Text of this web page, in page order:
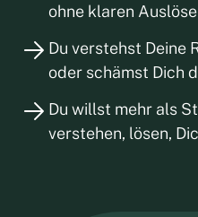
ohne klaren
Du verstehst Deine
oder schämst Dich
Du willst mehr als
verstehen, lösen,